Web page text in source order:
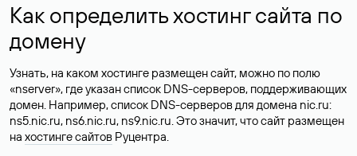
Как определить хостинг сайта по
домену
Узнать, на каком хостинге размещен сайт, можно по полю
«nserver», где указан список DNS-серверов, поддерживающих
домен. Например, список DNS-серверов для домена nic.ru:
ns5.nic.ru, ns6.nic.ru, ns9.nic.ru. Это значит, что сайт размещен
на хостинге сайтов Руцентра.